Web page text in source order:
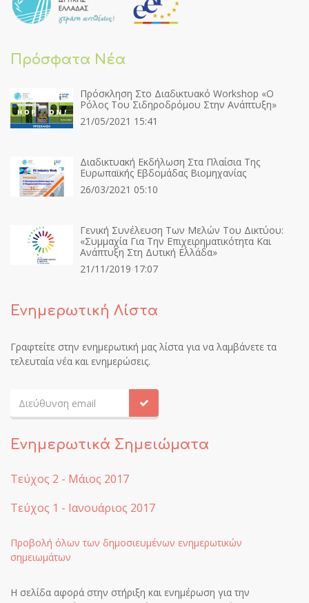
Πρόσφατα Νέα
Πρόσκληση Στο Διαδικτυακό Workshop «Ο
Ρόλος Του Σιδηροδρόμου Στην Ανάπτυξη»
21/05/2021 15:41
Διαδικτυακή Εκδήλωση Στα Πλαίσια Της
Ευρωπαϊκής Εβδομάδας Βιομηχανίας
26/03/2021 05:10
Γενική Συνέλευση Των Μελών Του Δικτύου:
«Συμμαχία Για Την Επιχειρηματικότητα Και
Ανάπτυξη Στη Δυτική Ελλάδα»
21/11/2019 17:07
Ενημερωτική Λίστα
Γραφτείτε στην ενημερωτική μας λίστα για να λαμβάνετε τα
τελευταία νέα και ενημερώσεις.
Ενημερωτικά Σημειώματα
Τεύχος 2 - Μάιος 2017
Τεύχος 1 - Ιανουάριος 2017
Προβολή όλων των δημοσιευμένων ενημερωτικών
σημειωμάτων
Η σελίδα αφορά στην στήριξη και ενημέρωση για την